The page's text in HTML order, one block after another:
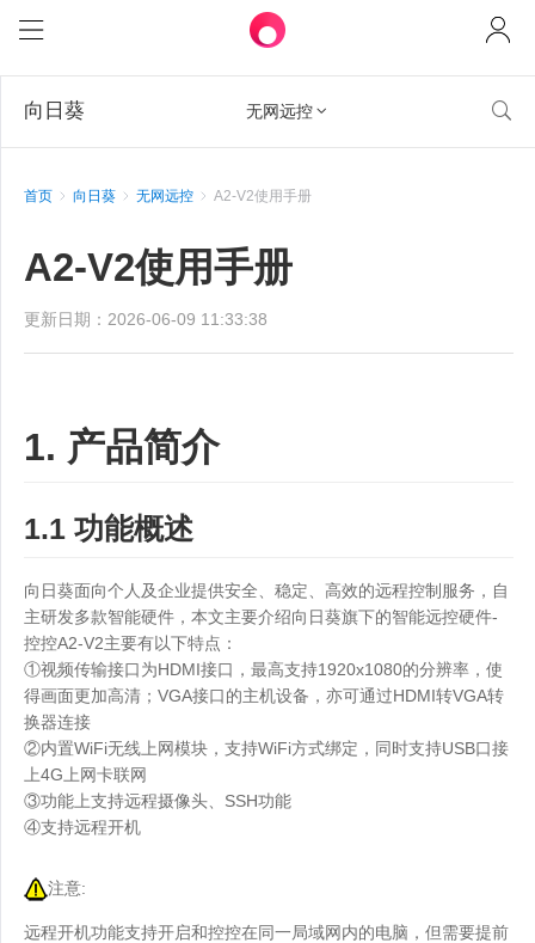
向日葵 无网远控  
首页 向日葵 无网远控 A2-V2使用手册
A2-V2使用手册
更新日期：2026-06-09 11:33:38
1. 产品简介
1.1 功能概述
向日葵面向个人及企业提供安全、稳定、高效的远程控制服务，自
主研发多款智能硬件，本文主要介绍向日葵旗下的智能远控硬件-
控控A2-V2主要有以下特点：
①视频传输接口为HDMI接口，最高支持1920x1080的分辨率，使
得画面更加高清；VGA接口的主机设备，亦可通过HDMI转VGA转
换器连接
②内置WiFi无线上网模块，支持WiFi方式绑定，同时支持USB口接
上4G上网卡联网
③功能上支持远程摄像头、SSH功能
④支持远程开机
注意:
远程开机功能支持开启和控控在同一局域网内的电脑，但需要提前